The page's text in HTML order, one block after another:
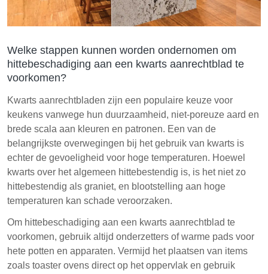
Welke stappen kunnen worden ondernomen om
hittebeschadiging aan een kwarts aanrechtblad te
voorkomen?
Kwarts aanrechtbladen zijn een populaire keuze voor
keukens vanwege hun duurzaamheid, niet-poreuze aard en
brede scala aan kleuren en patronen. Een van de
belangrijkste overwegingen bij het gebruik van kwarts is
echter de gevoeligheid voor hoge temperaturen. Hoewel
kwarts over het algemeen hittebestendig is, is het niet zo
hittebestendig als graniet, en blootstelling aan hoge
temperaturen kan schade veroorzaken.
Om hittebeschadiging aan een kwarts aanrechtblad te
voorkomen, gebruik altijd onderzetters of warme pads voor
hete potten en apparaten. Vermijd het plaatsen van items
zoals toaster ovens direct op het oppervlak en gebruik